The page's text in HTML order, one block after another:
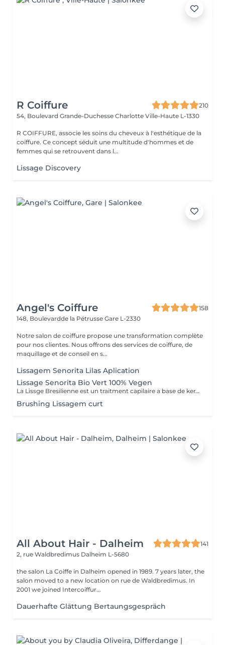
R Coiffure
210
54, Boulevard Grande-Duchesse Charlotte Ville-Haute L-1330
R COIFFURE, associe les soins du cheveux à l'esthétique de la
coiffure. Ce concept séduit une multitude d'hommes et de
femmes qui se retrouvent dans l...
Lissage Discovery
Angel's Coiffure
158
148, Boulevardde la Pétrusse Gare L-2330
Notre salon de coiffure propose une transformation complète
pour nos clientes. Nous offrons des services de coiffure, de
maquillage et de conseil en s...
Lissagem Senorita Lilas Aplication
Lissage Senorita Bio Vert 100% Vegen
La Lissge Bresilienne est un traitment capilaire a base de keratine et collogene qui permrt de detendre les frosottis ,lisser les cheveux et leur donner de la brillance.Le resultat est des cheveux plus souples disciplines ,avec un effet lisse qui peut durer entre 3 a 6 mois,selon l entretien et les produits utilises.
Brushing Lissagem curt
All About Hair - Dalheim
141
2, rue Waldbredimus Dalheim L-5680
the salon La Coiffe in Dalheim opened in 1989. 7 years later, the
salon moved to a new location on rue de Waldbredimus. In
2001 we joined Intercoiffur...
Dauerhafte Glättung Bertaungsgespräch